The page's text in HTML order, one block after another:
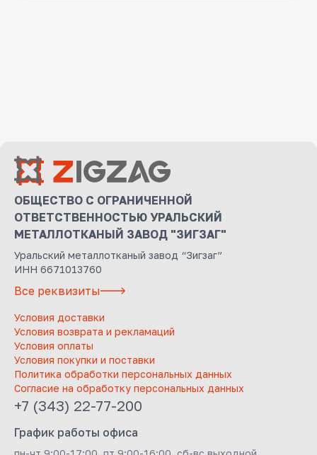
ОБЩЕСТВО С ОГРАНИЧЕННОЙ
ОТВЕТСТВЕННОСТЬЮ УРАЛЬСКИЙ
МЕТАЛЛОТКАНЫЙ ЗАВОД "ЗИГЗАГ"
Уральский металлотканый завод “Зигзаг”
ИНН 6671013760
Все реквизиты
Условия доставки
Условия возврата и рекламаций
Условия оплаты
Условия покупки и поставки
Политика обработки персональных данных
Согласие на обработку персональных данных
+7 (343) 22-77-200
График работы офиса